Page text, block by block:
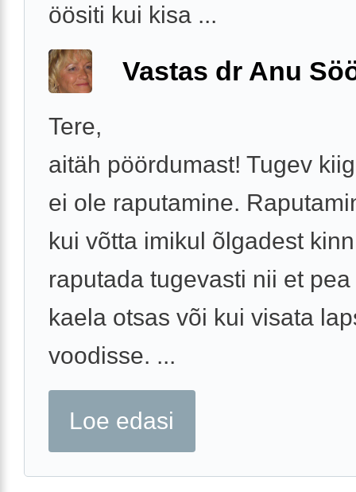
öösiti kui kisa ...
Vastas dr Anu
Tere,
aitäh pöördumast! Tugev
ei ole raputamine.
kui võtta imikul õlgadest
raputada tugevasti nii et
kaela otsas või kui visata
voodisse. ...
Loe edasi